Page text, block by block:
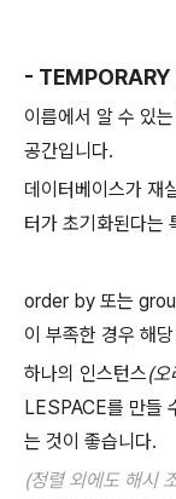
- TEMPORARY
이름에서 알 수 있
공간입니다.
데이터베이스가 재
터가 초기화된다는
order by 또는
이 부족한 경우 해
하나의 인스턴스(오
LESPACE를 만들
는 것이 좋습니다.
(정렬 외에도 해시